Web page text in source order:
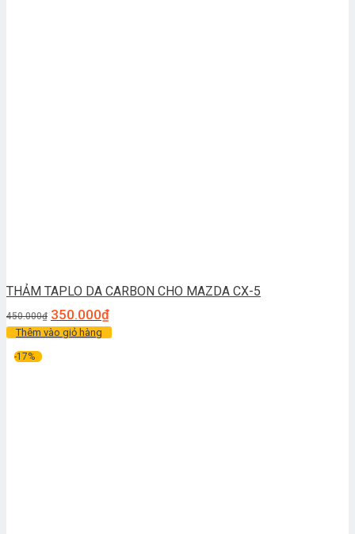
THẢM TAPLO DA CARBON CHO MAZDA CX-5
450.000₫ 350.000₫
Thêm vào giỏ hàng
-17%